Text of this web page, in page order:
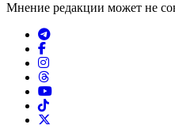
Мнение редакции может не